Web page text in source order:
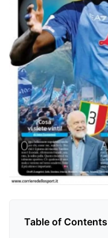
Table of Contents